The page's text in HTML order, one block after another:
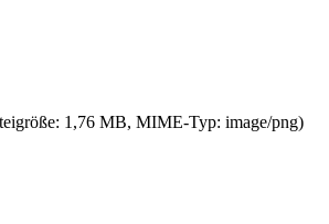
1,76 MB, MIME-Typ: image/png)